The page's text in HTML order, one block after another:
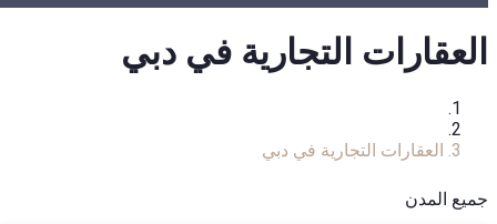
العقارات التجارية في دبي
العقارات التجارية في دبي
جميع المدن